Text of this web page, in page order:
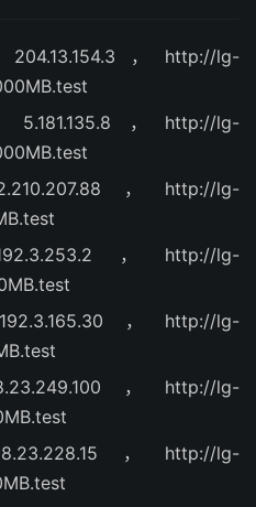
204.13.154.3，http://lg-
5.181.135.8，http://lg-
，http://lg-
，http://lg-
，http://lg-
，http://lg-
，http://lg-